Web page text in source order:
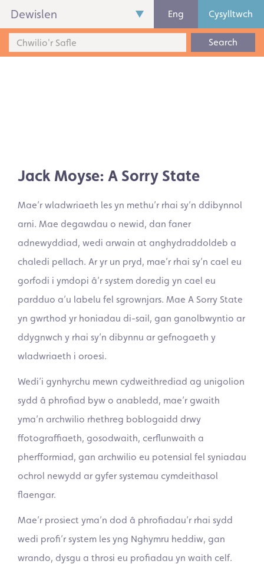
Dewislen Eng Cysylltwch
Search
Jack Moyse: A Sorry State
Mae’r wladwriaeth les yn methu’r rhai sy’n ddibynnol
arni. Mae degawdau o newid, dan faner
adnewyddiad, wedi arwain at anghydraddoldeb a
chaledi pellach. Ar yr un pryd, mae’r rhai sy’n cael eu
gorfodi i ymdopi â’r system doredig yn cael eu
pardduo a’u labelu fel sgrownjars. Mae A Sorry State
yn gwrthod yr honiadau di-sail, gan ganolbwyntio ar
ddygnwch y rhai sy’n dibynnu ar gefnogaeth y
wladwriaeth i oroesi.
Wedi’i gynhyrchu mewn cydweithrediad ag unigolion
sydd â phrofiad byw o anabledd, mae’r gwaith
yma’n archwilio rhethreg boblogaidd drwy
ffotograffiaeth, gosodwaith, cerflunwaith a
pherfformiad, gan archwilio eu potensial fel syniadau
ochrol newydd ar gyfer systemau cymdeithasol
flaengar.
Mae’r prosiect yma’n dod â phrofiadau’r rhai sydd
wedi profi’r system les yng Nghymru heddiw, gan
wrando, dysgu a throsi eu profiadau yn waith celf.